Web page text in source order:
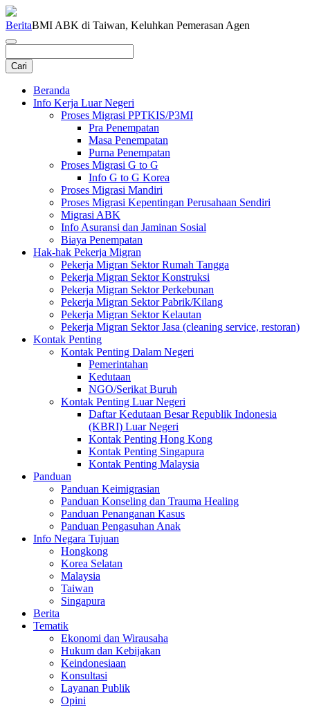
BeritaBMI ABK di Taiwan, Keluhkan Pemerasan Agen
Beranda
Info Kerja Luar Negeri
Proses Migrasi PPTKIS/P3MI
Pra Penempatan
Masa Penempatan
Purna Penempatan
Proses Migrasi G to G
Info G to G Korea
Proses Migrasi Mandiri
Proses Migrasi Kepentingan Perusahaan Sendiri
Migrasi ABK
Info Asuransi dan Jaminan Sosial
Biaya Penempatan
Hak-hak Pekerja Migran
Pekerja Migran Sektor Rumah Tangga
Pekerja Migran Sektor Konstruksi
Pekerja Migran Sektor Perkebunan
Pekerja Migran Sektor Pabrik/Kilang
Pekerja Migran Sektor Kelautan
Pekerja Migran Sektor Jasa (cleaning service, restoran)
Kontak Penting
Kontak Penting Dalam Negeri
Pemerintahan
Kedutaan
NGO/Serikat Buruh
Kontak Penting Luar Negeri
Daftar Kedutaan Besar Republik Indonesia
(KBRI) Luar Negeri
Kontak Penting Hong Kong
Kontak Penting Singapura
Kontak Penting Malaysia
Panduan
Panduan Keimigrasian
Panduan Konseling dan Trauma Healing
Panduan Penanganan Kasus
Panduan Pengasuhan Anak
Info Negara Tujuan
Hongkong
Korea Selatan
Malaysia
Taiwan
Singapura
Berita
Tematik
Ekonomi dan Wirausaha
Hukum dan Kebijakan
Keindonesiaan
Konsultasi
Layanan Publik
Opini